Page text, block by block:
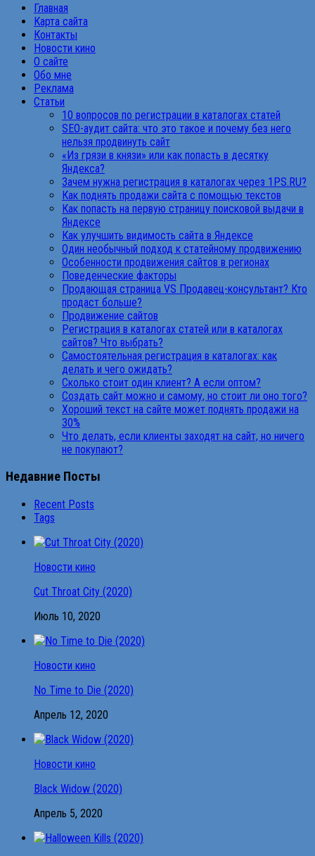
Главная
Карта сайта
Контакты
Новости кино
О сайте
Обо мне
Реклама
Статьи
10 вопросов по регистрации в каталогах статей
SEO-аудит сайта: что это такое и почему без него
нельзя продвинуть сайт
«Из грязи в князи» или как попасть в десятку
Яндекса?
Зачем нужна регистрация в каталогах через 1PS.RU?
Как поднять продажи сайта с помощью текстов
Как попасть на первую страницу поисковой выдачи в
Яндексе
Как улучшить видимость сайта в Яндексе
Один необычный подход к статейному продвижению
Особенности продвижения сайтов в регионах
Поведенческие факторы
Продающая страница VS Продавец-консультант? Кто
продаст больше?
Продвижение сайтов
Регистрация в каталогах статей или в каталогах
сайтов? Что выбрать?
Самостоятельная регистрация в каталогах: как
делать и чего ожидать?
Сколько стоит один клиент? А если оптом?
Создать сайт можно и самому, но стоит ли оно того?
Хороший текст на сайте может поднять продажи на
30%
Что делать, если клиенты заходят на сайт, но ничего
не покупают?
Недавние Посты
Recent Posts
Tags
Новости кино
Cut Throat City (2020)
Июль 10, 2020
Новости кино
No Time to Die (2020)
Апрель 12, 2020
Новости кино
Black Widow (2020)
Апрель 5, 2020